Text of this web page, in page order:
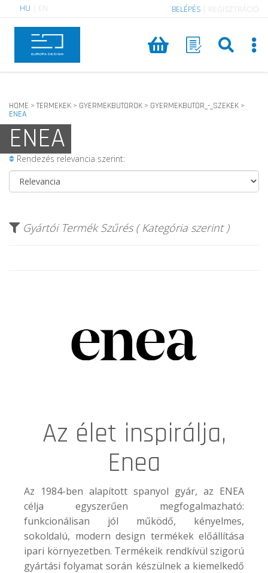
HU EN BELÉPÉS REGISZTRÁCIÓ
HOME > TERMEKEK > GYERMEKBUTOROK > GYERMEKBUTOR_-_SZEKEK >
ENEA
ENEA
Rendezés relevancia szerint:
Gyártói Termék Szűrés ( Kategória szerint )
Az élet inspirálja,
Enea
Az 1984-ben alapított spanyol gyár, az ENEA
célja egyszerűen megfogalmazható:
funkcionálisan jól működő, kényelmes,
sokoldalú, modern design termékek előállítása
ipari környezetben. Termékeik rendkívül szigorú
gyártási folyamat során készülnek a kiemelkedő